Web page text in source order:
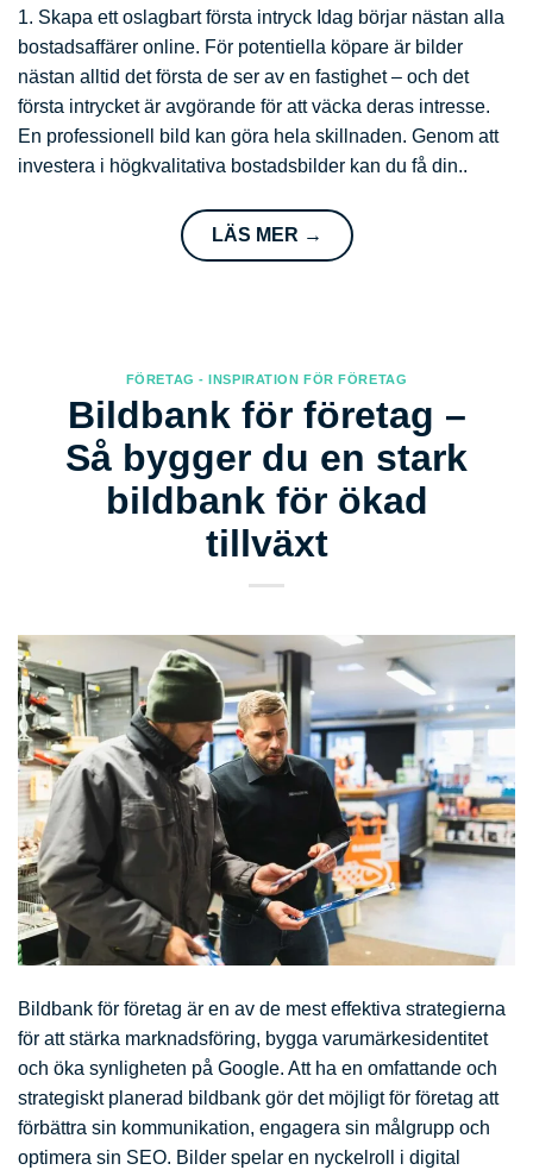
1. Skapa ett oslagbart första intryck Idag börjar nästan alla
bostadsaffärer online. För potentiella köpare är bilder
nästan alltid det första de ser av en fastighet – och det
första intrycket är avgörande för att väcka deras intresse.
En professionell bild kan göra hela skillnaden. Genom att
investera i högkvalitativa bostadsbilder kan du få din..
LÄS MER →
FÖRETAG - INSPIRATION FÖR FÖRETAG
Bildbank för företag –
Så bygger du en stark
bildbank för ökad
tillväxt
Bildbank för företag är en av de mest effektiva strategierna
för att stärka marknadsföring, bygga varumärkesidentitet
och öka synligheten på Google. Att ha en omfattande och
strategiskt planerad bildbank gör det möjligt för företag att
förbättra sin kommunikation, engagera sin målgrupp och
optimera sin SEO. Bilder spelar en nyckelroll i digital